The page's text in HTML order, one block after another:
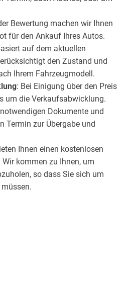
Bewertung machen wir Ihnen
für den Ankauf Ihres Autos.
auf dem aktuellen
den Zustand und
Ihrem Fahrzeugmodell.
: Bei Einigung über den Preis
um die Verkaufsabwicklung.
Dokumente und
Termin zur Übergabe und
Ihnen einen kostenlosen
kommen zu Ihnen, um
so dass Sie sich um